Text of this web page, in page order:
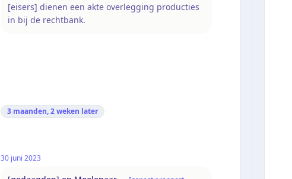
[eisers] dienen een akte overlegging producties
in bij de rechtbank.
3 maanden, 2 weken later
30 juni 2023